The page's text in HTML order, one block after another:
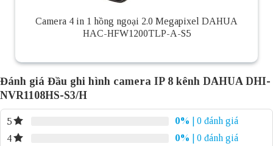
Camera 4 in 1 hồng ngoại 2.0 Megapixel DAHUA
HAC-HFW1200TLP-A-S5
Đánh giá Đầu ghi hình camera IP 8 kênh DAHUA DHI-
NVR1108HS-S3/H
5 0%
| 0 đánh giá
4
0%
| 0 đánh giá